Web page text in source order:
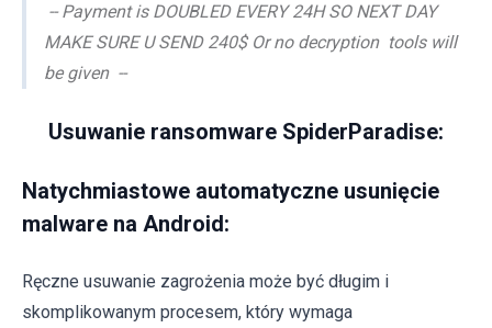
-- Payment is DOUBLED EVERY 24H SO NEXT DAY
MAKE SURE U SEND 240$ Or no decryption tools will
be given --
Usuwanie ransomware SpiderParadise:
Natychmiastowe automatyczne usunięcie
malware na Android:
Ręczne usuwanie zagrożenia może być długim i
skomplikowanym procesem, który wymaga